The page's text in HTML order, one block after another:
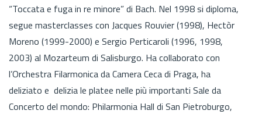
“Toccata e fuga in re minore” di Bach. Nel 1998 si diploma,
segue masterclasses con Jacques Rouvier (1998), Hectòr
Moreno (1999-2000) e Sergio Perticaroli (1996, 1998,
2003) al Mozarteum di Salisburgo. Ha collaborato con
l’Orchestra Filarmonica da Camera Ceca di Praga, ha
deliziato e delizia le platee nelle più importanti Sale da
Concerto del mondo: Philarmonia Hall di San Pietroburgo,